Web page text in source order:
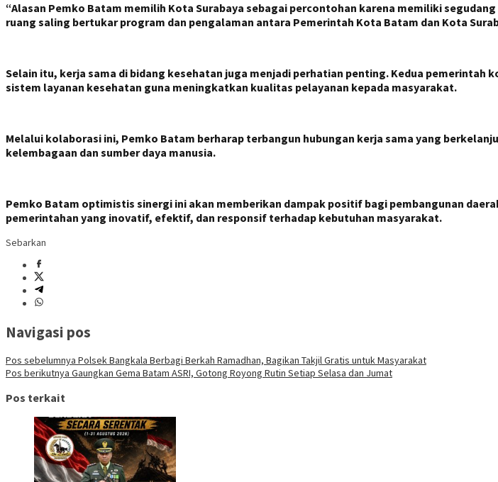
“Alasan Pemko Batam memilih Kota Surabaya sebagai percontohan karena memiliki
ruang saling bertukar program dan pengalaman antara Pemerintah Kota Batam dan Kota
Selain itu, kerja sama di bidang kesehatan juga menjadi perhatian penting. Kedua
sistem layanan kesehatan guna meningkatkan kualitas pelayanan kepada masyarakat.
Melalui kolaborasi ini, Pemko Batam berharap terbangun hubungan kerja sama yang
kelembagaan dan sumber daya manusia.
Pemko Batam optimistis sinergi ini akan memberikan dampak positif bagi pembangunan
pemerintahan yang inovatif, efektif, dan responsif terhadap kebutuhan masyarakat.
Sebarkan
Navigasi pos
Pos sebelumnya Polsek Bangkala Berbagi Berkah Ramadhan, Bagikan Takjil Gratis untuk Masyarakat
Pos berikutnya Gaungkan Gema Batam ASRI, Gotong Royong Rutin Setiap Selasa dan Jumat
Pos terkait